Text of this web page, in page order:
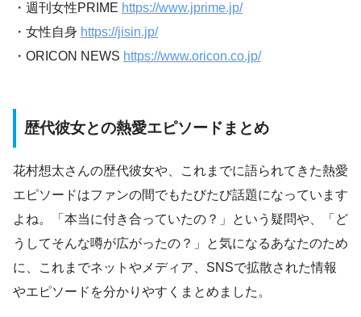
・週刊女性PRIME https://www.jprime.jp/
・女性自身 https://jisin.jp/
・ORICON NEWS https://www.oricon.co.jp/
歴代彼女との熱愛エピソードまとめ
花村想太さんの歴代彼女や、これまでに語られてきた熱愛
エピソードはファンの間でもたびたび話題になっています
よね。「本当に付き合っていたの？」という疑問や、「ど
うしてそんな噂が広がったの？」と気になるあなたのため
に、これまでネットやメディア、SNSで拡散された情報
やエピソードを分かりやすくまとめました。